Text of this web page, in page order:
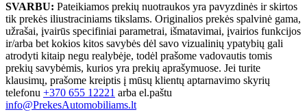
SVARBU: Pateikiamos prekių nuotraukos yra pavyzdinės ir skirtos
tik prekės iliustraciniams tikslams. Originalios prekės spalvinė gama,
užrašai, įvairūs specifiniai parametrai, išmatavimai, įvairios funkcijos
ir/arba bet kokios kitos savybės dėl savo vizualinių ypatybių gali
atrodyti kitaip negu realybėje, todėl prašome vadovautis tomis
prekių savybėmis, kurios yra prekių aprašymuose. Jei turite
klausimų, prašome kreiptis į mūsų klientų aptarnavimo skyrių
telefonu +370 655 12221 arba el.paštu
info@PrekesAutomobiliams.lt